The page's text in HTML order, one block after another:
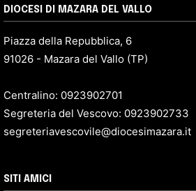
DIOCESI DI MAZARA DEL VALLO
Piazza della Repubblica, 6
91026 - Mazara del Vallo (TP)
Centralino: 0923902701
Segreteria del Vescovo: 0923902733
segreteriavescovile@diocesimazara.it
SITI AMICI